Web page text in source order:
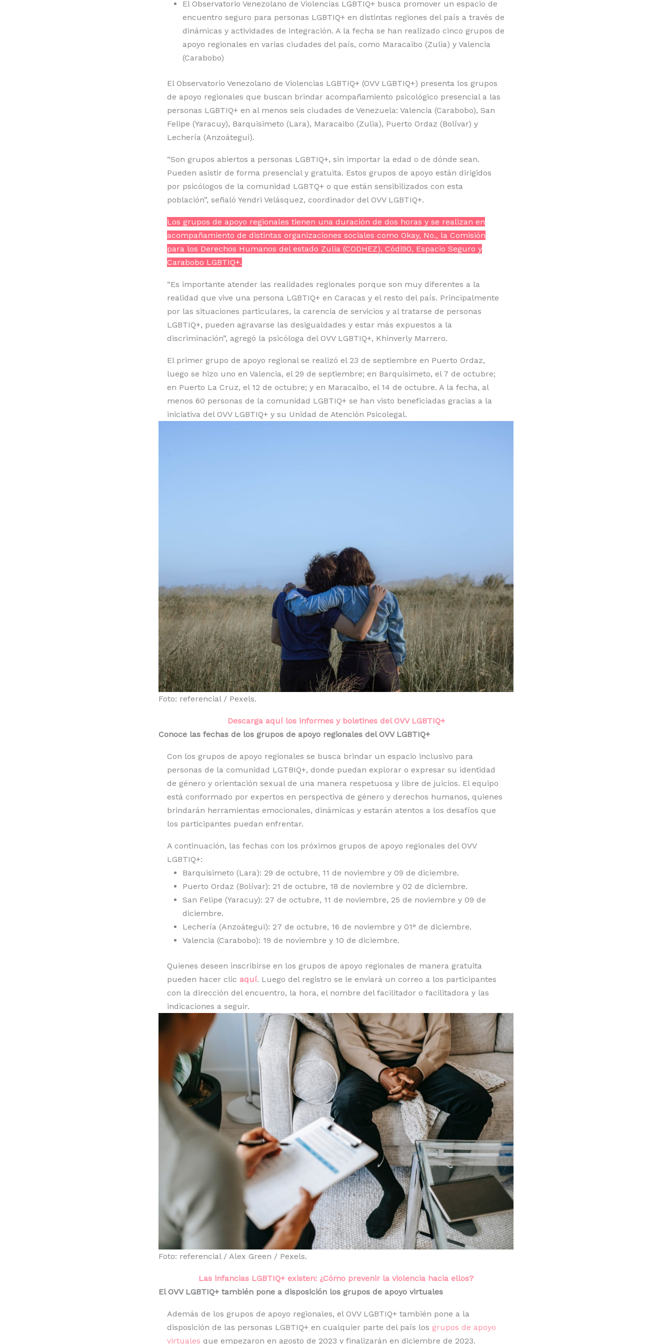
El Observatorio Venezolano de Violencias LGBTIQ+ busca promover un espacio de
encuentro seguro para personas LGBTIQ+ en distintas regiones del país a través de
dinámicas y actividades de integración. A la fecha se han realizado cinco grupos de
apoyo regionales en varias ciudades del país, como Maracaibo (Zulia) y Valencia
(Carabobo)
El Observatorio Venezolano de Violencias LGBTIQ+ (OVV LGBTIQ+) presenta los grupos
de apoyo regionales que buscan brindar acompañamiento psicológico presencial a las
personas LGBTIQ+ en al menos seis ciudades de Venezuela: Valencia (Carabobo), San
Felipe (Yaracuy), Barquisimeto (Lara), Maracaibo (Zulia), Puerto Ordaz (Bolívar) y
Lechería (Anzoátegui).
“Son grupos abiertos a personas LGBTIQ+, sin importar la edad o de dónde sean.
Pueden asistir de forma presencial y gratuita. Estos grupos de apoyo están dirigidos
por psicólogos de la comunidad LGBTQ+ o que están sensibilizados con esta
población”, señaló Yendri Velásquez, coordinador del OVV LGBTIQ+.
Los grupos de apoyo regionales tienen una duración de dos horas y se realizan en
acompañamiento de distintas organizaciones sociales como Okay, No., la Comisión
para los Derechos Humanos del estado Zulia (CODHEZ), Códi90, Espacio Seguro y
Carabobo LGBTIQ+.
“Es importante atender las realidades regionales porque son muy diferentes a la
realidad que vive una persona LGBTIQ+ en Caracas y el resto del país. Principalmente
por las situaciones particulares, la carencia de servicios y al tratarse de personas
LGBTIQ+, pueden agravarse las desigualdades y estar más expuestos a la
discriminación”, agregó la psicóloga del OVV LGBTIQ+, Khinverly Marrero.
El primer grupo de apoyo regional se realizó el 23 de septiembre en Puerto Ordaz,
luego se hizo uno en Valencia, el 29 de septiembre; en Barquisimeto, el 7 de octubre;
en Puerto La Cruz, el 12 de octubre; y en Maracaibo, el 14 de octubre. A la fecha, al
menos 60 personas de la comunidad LGBTIQ+ se han visto beneficiadas gracias a la
iniciativa del OVV LGBTIQ+ y su Unidad de Atención Psicolegal.
Foto: referencial / Pexels.
Descarga aquí los informes y boletines del OVV LGBTIQ+
Conoce las fechas de los grupos de apoyo regionales del OVV LGBTIQ+
Con los grupos de apoyo regionales se busca brindar un espacio inclusivo para
personas de la comunidad LGTBIQ+, donde puedan explorar o expresar su identidad
de género y orientación sexual de una manera respetuosa y libre de juicios. El equipo
está conformado por expertos en perspectiva de género y derechos humanos, quienes
brindarán herramientas emocionales, dinámicas y estarán atentos a los desafíos que
los participantes puedan enfrentar.
A continuación, las fechas con los próximos grupos de apoyo regionales del OVV
LGBTIQ+:
Barquisimeto (Lara): 29 de octubre, 11 de noviembre y 09 de diciembre.
Puerto Ordaz (Bolívar): 21 de octubre, 18 de noviembre y 02 de diciembre.
San Felipe (Yaracuy): 27 de octubre, 11 de noviembre, 25 de noviembre y 09 de
diciembre.
Lechería (Anzoátegui): 27 de octubre, 16 de noviembre y 01° de diciembre.
Valencia (Carabobo): 19 de noviembre y 10 de diciembre.
Quienes deseen inscribirse en los grupos de apoyo regionales de manera gratuita
pueden hacer clic aquí. Luego del registro se le enviará un correo a los participantes
con la dirección del encuentro, la hora, el nombre del facilitador o facilitadora y las
indicaciones a seguir.
Foto: referencial / Alex Green / Pexels.
Las infancias LGBTIQ+ existen: ¿Cómo prevenir la violencia hacia ellos?
El OVV LGBTIQ+ también pone a disposición los grupos de apoyo virtuales
Además de los grupos de apoyo regionales, el OVV LGBTIQ+ también pone a la
disposición de las personas LGBTIQ+ en cualquier parte del país los grupos de apoyo
virtuales que empezaron en agosto de 2023 y finalizarán en diciembre de 2023.